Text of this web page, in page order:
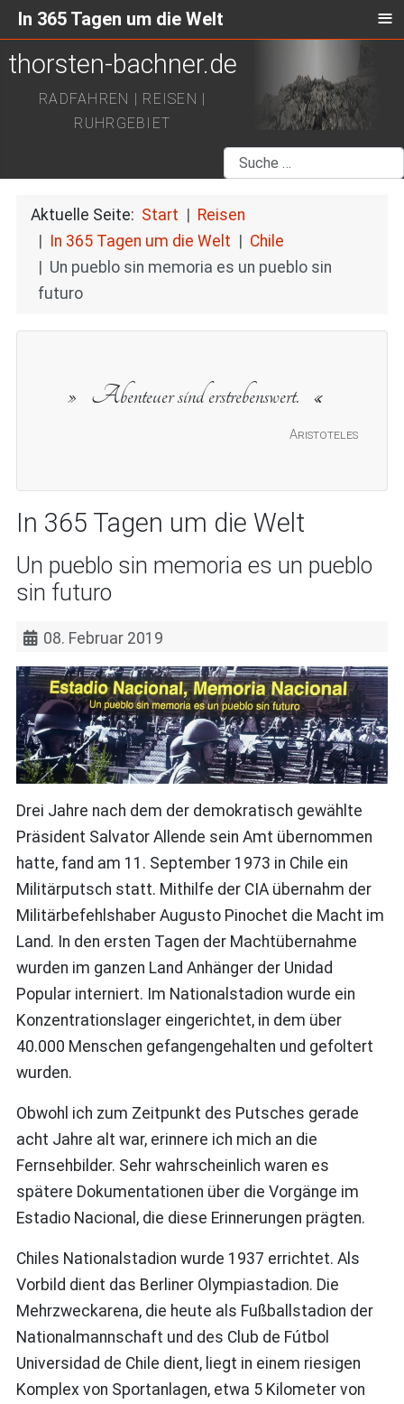
thorsten-bachner.de
RADFAHREN | REISEN |
RUHRGEBIET
Suchen
Aktuelle Seite: Start
Reisen
In 365 Tagen um die Welt
Chile
Un pueblo sin memoria es un pueblo sin
futuro
Aristoteles
Abenteuer sind erstrebenswert.
In 365 Tagen um die Welt
Un pueblo sin memoria es un pueblo
sin futuro
08. Februar 2019
Drei Jahre nach dem der demokratisch gewählte
Präsident Salvator Allende sein Amt übernommen
hatte, fand am 11. September 1973 in Chile ein
Militärputsch statt. Mithilfe der CIA übernahm der
Militärbefehlshaber Augusto Pinochet die Macht im
Land. In den ersten Tagen der Machtübernahme
wurden im ganzen Land Anhänger der Unidad
Popular interniert. Im Nationalstadion wurde ein
Konzentrationslager eingerichtet, in dem über
40.000 Menschen gefangengehalten und gefoltert
wurden.
Obwohl ich zum Zeitpunkt des Putsches gerade
acht Jahre alt war, erinnere ich mich an die
Fernsehbilder. Sehr wahrscheinlich waren es
spätere Dokumentationen über die Vorgänge im
Estadio Nacional, die diese Erinnerungen prägten.
Chiles Nationalstadion wurde 1937 errichtet. Als
Vorbild dient das Berliner Olympiastadion. Die
Mehrzweckarena, die heute als Fußballstadion der
Nationalmannschaft und des Club de Fútbol
Universidad de Chile dient, liegt in einem riesigen
Komplex von Sportanlagen, etwa 5 Kilometer von
In 365 Tagen um die Welt ≡